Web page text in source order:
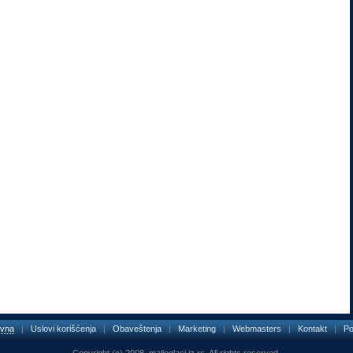
|Uslovi korišćenja|Obaveštenja|Marketing|Webmasters|Kontakt|